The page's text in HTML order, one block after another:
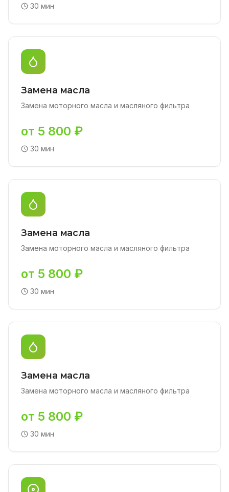
30 мин
Замена масла
Замена моторного масла и масляного фильтра
от 5 800 ₽
30 мин
Замена масла
Замена моторного масла и масляного фильтра
от 5 800 ₽
30 мин
Замена масла
Замена моторного масла и масляного фильтра
от 5 800 ₽
30 мин